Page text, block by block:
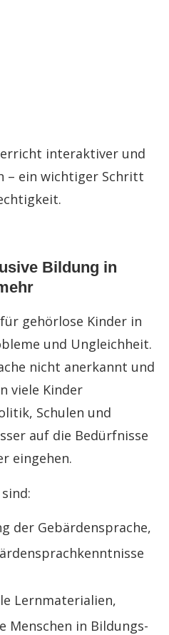
interaktiver und
– ein wichtiger Schritt
Bildung in
gehörlose Kinder in
und Ungleichheit.
nicht anerkannt und
viele Kinder
Schulen und
auf die Bedürfnisse
eingehen.
der Gebärdensprache,
Lernmaterialien,
Menschen in Bildungs-